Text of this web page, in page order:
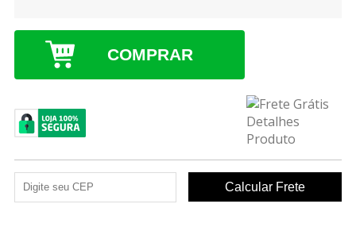
COMPRAR